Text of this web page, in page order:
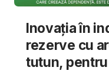
Inovația în
rezerve cu
tutun,